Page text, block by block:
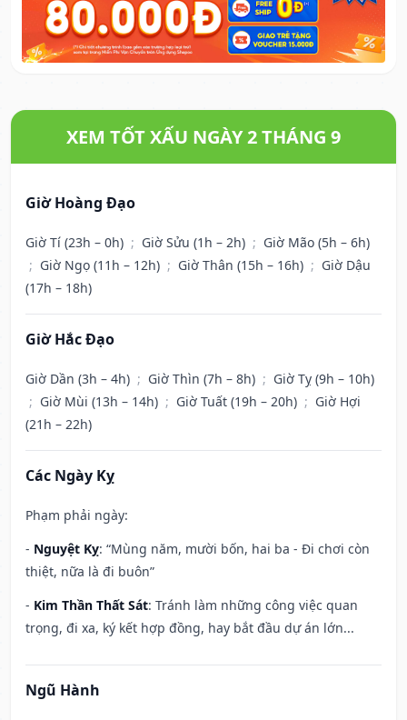
XEM TỐT XẤU NGÀY 2 THÁNG 9
Giờ Hoàng Đạo
Giờ Tí (23h – 0h) ; Giờ Sửu (1h – 2h) ; Giờ Mão (5h – 6h)
; Giờ Ngọ (11h – 12h) ; Giờ Thân (15h – 16h) ; Giờ Dậu
(17h – 18h)
Giờ Hắc Đạo
Giờ Dần (3h – 4h) ; Giờ Thìn (7h – 8h) ; Giờ Tỵ (9h – 10h)
; Giờ Mùi (13h – 14h) ; Giờ Tuất (19h – 20h) ; Giờ Hợi
(21h – 22h)
Các Ngày Kỵ
Phạm phải ngày:
- Nguyệt Kỵ: “Mùng năm, mười bốn, hai ba - Đi chơi còn
thiệt, nữa là đi buôn”
- Kim Thần Thất Sát: Tránh làm những công việc quan
trọng, đi xa, ký kết hợp đồng, hay bắt đầu dự án lớn...
Ngũ Hành